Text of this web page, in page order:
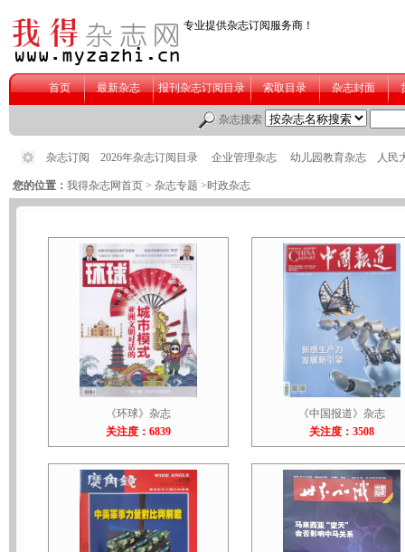
您的位置： 我得杂志网首页 > 杂志专题 >时政杂志
《环球》杂志
关注度：6839
《中国报道》杂志
关注度：3508